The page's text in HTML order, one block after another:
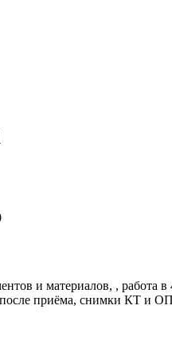
и материалов, , работа
после приёма, снимки КТ и